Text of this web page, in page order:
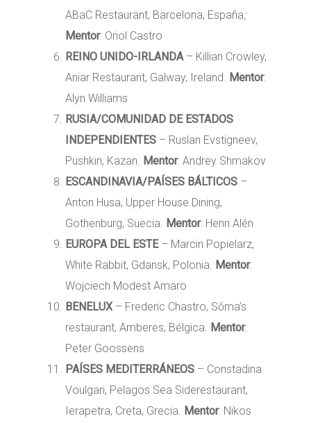
ABaC Restaurant, Barcelona, España;
Mentor: Oriol Castro
REINO UNIDO-IRLANDA– Killian Crowley,
Aniar Restaurant, Galway, Ireland. Mentor:
Alyn Williams
RUSIA/COMUNIDAD DE ESTADOS
INDEPENDIENTES – Ruslan Evstigneev,
Pushkin, Kazan. Mentor: Andrey Shmakov
ESCANDINAVIA/PAÍSES BÁLTICOS –
Anton Husa, Upper House Dining,
Gothenburg, Suecia. Mentor: Henri Alén
EUROPA DEL ESTE – Marcin Popielarz,
White Rabbit, Gdansk, Polonia. Mentor:
Wojciech Modest Amaro
BENELUX – Frederic Chastro, Sōma’s
restaurant, Amberes, Bélgica. Mentor:
Peter Goossens
PAÍSES MEDITERRÁNEOS – Constadina
Voulgari, Pelagos Sea Siderestaurant,
Ierapetra, Creta, Grecia. Mentor: Nikos